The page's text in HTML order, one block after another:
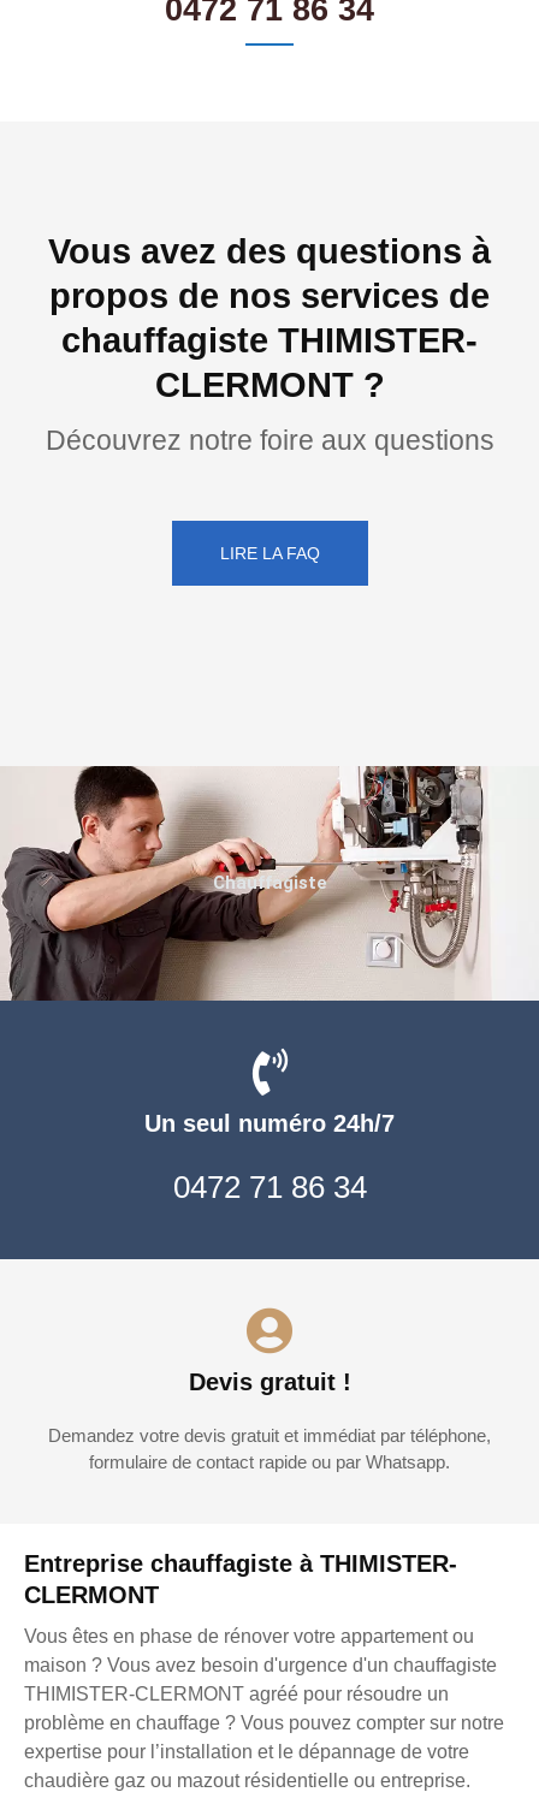
0472 71 86 34
Vous avez des questions à
propos de nos services de
chauffagiste THIMISTER-
CLERMONT ?
Découvrez notre foire aux questions
LIRE LA FAQ
Entreprise chauffagiste à THIMISTER-
CLERMONT
Vous êtes en phase de rénover votre appartement ou
maison ? Vous avez besoin d'urgence d'un chauffagiste
THIMISTER-CLERMONT agréé pour résoudre un
problème en chauffage ? Vous pouvez compter sur notre
expertise pour l’installation et le dépannage de votre
chaudière gaz ou mazout résidentielle ou entreprise.
Un seul numéro 24h/7
0472 71 86 34
Devis gratuit !
Demandez votre devis gratuit et immédiat par téléphone,
formulaire de contact rapide ou par Whatsapp.
Chauffagiste